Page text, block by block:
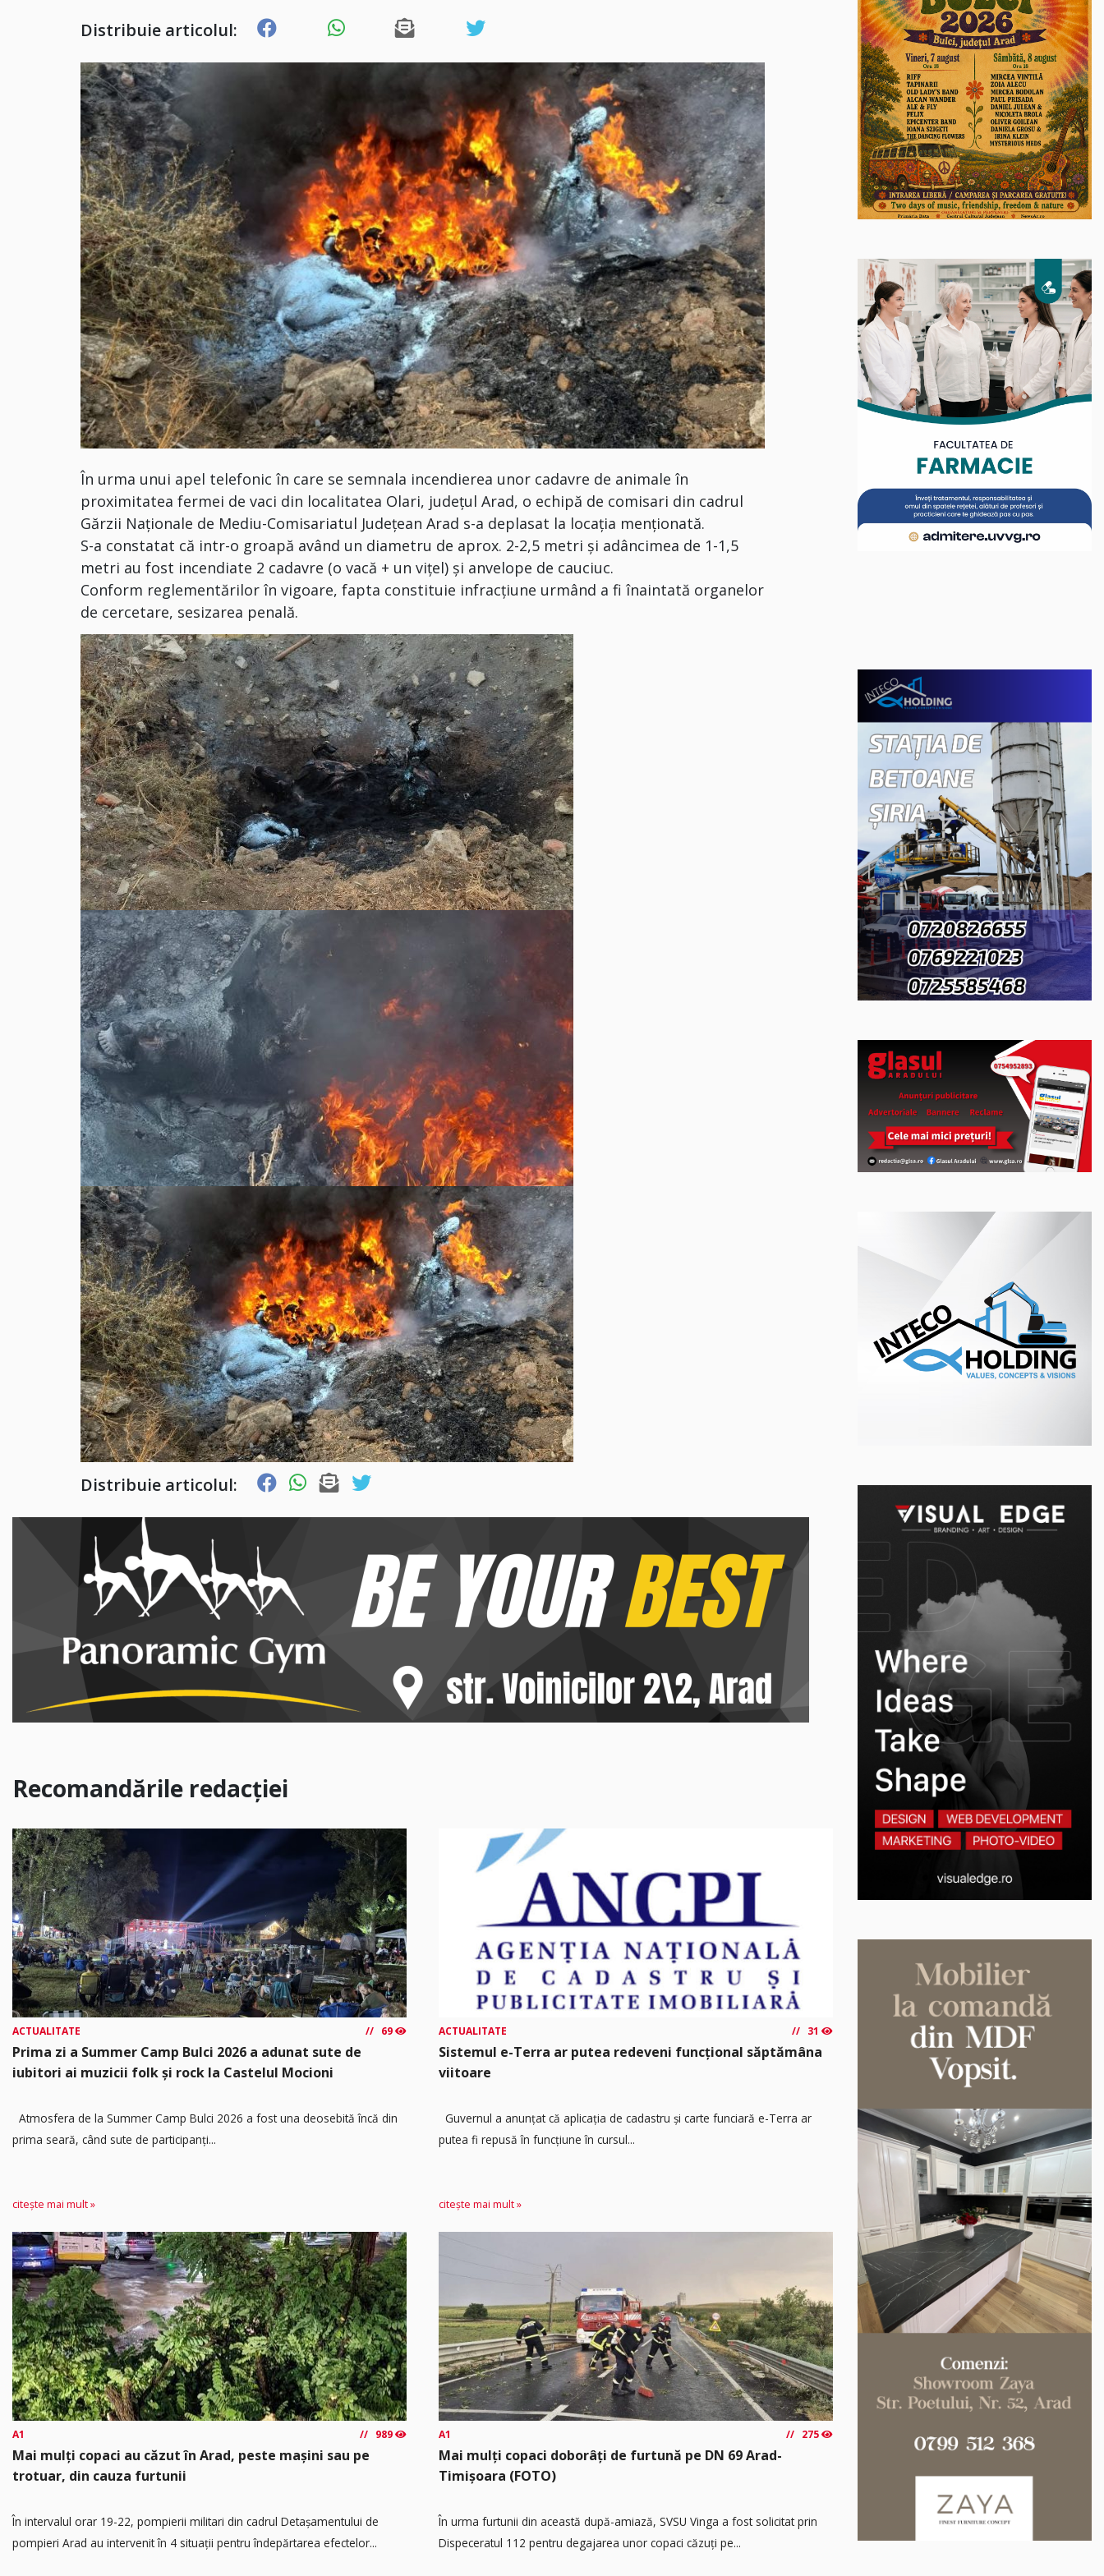
Distribuie articolul:
În urma unui apel telefonic în care se semnala incendierea unor cadavre de animale în
proximitatea fermei de vaci din localitatea Olari, județul Arad, o echipă de comisari din cadrul
Gărzii Naționale de Mediu-Comisariatul Județean Arad s-a deplasat la locația menționată.
S-a constatat că intr-o groapă având un diametru de aprox. 2-2,5 metri și adâncimea de 1-1,5
metri au fost incendiate 2 cadavre (o vacă + un vițel) și anvelope de cauciuc.
Conform reglementărilor în vigoare, fapta constituie infracțiune urmând a fi înaintată organelor
de cercetare, sesizarea penală.
Distribuie articolul:
Recomandările redacției
ACTUALITATE 69
Prima zi a Summer Camp Bulci 2026 a adunat sute de
iubitori ai muzicii folk și rock la Castelul Mocioni
Atmosfera de la Summer Camp Bulci 2026 a fost una deosebită încă din
prima seară, când sute de participanți...
citește mai mult »
ACTUALITATE 31
Sistemul e-Terra ar putea redeveni funcțional săptămâna
viitoare
Guvernul a anunțat că aplicația de cadastru și carte funciară e-Terra ar
putea fi repusă în funcțiune în cursul...
citește mai mult »
A1 989
Mai mulți copaci au căzut în Arad, peste mașini sau pe
trotuar, din cauza furtunii
În intervalul orar 19-22, pompierii militari din cadrul Detașamentului de
pompieri Arad au intervenit în 4 situații pentru îndepărtarea efectelor...
A1 275
Mai mulți copaci doborâți de furtună pe DN 69 Arad-
Timișoara (FOTO)
În urma furtunii din această după-amiază, SVSU Vinga a fost solicitat prin
Dispeceratul 112 pentru degajarea unor copaci căzuți pe...